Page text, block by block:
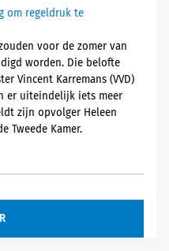
om regeldruk te
voor de zomer van
worden. Die belofte
Vincent Karremans (VVD)
er uiteindelijk iets meer
zijn opvolger Heleen
Tweede Kamer.